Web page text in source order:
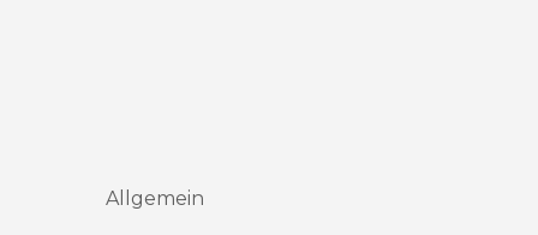
Allgemein